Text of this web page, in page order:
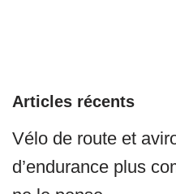
Articles récents
Vélo de route et
d’endurance plus